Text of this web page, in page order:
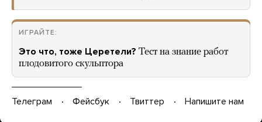
ИГРАЙТЕ:
Это что, тоже Церетели? Тест на знание работ
плодовитого скульптора
Телеграм Фейсбук Твиттер Напишите нам